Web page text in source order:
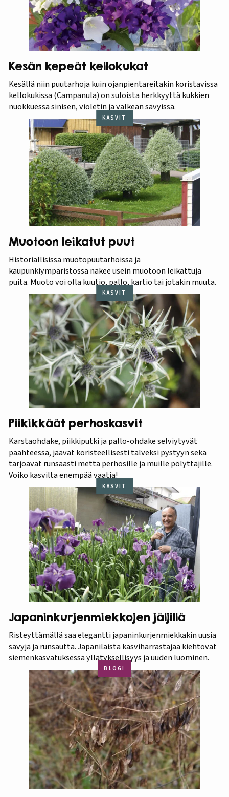
Kesän kepeät kellokukat
Kesällä niin puutarhoja kuin ojanpientareitakin koristavissa
kellokukissa (Campanula) on suloista herkkyyttä kukkien
nuokkuessa sinisen, violetin ja valkean sävyissä.
KASVIT
Muotoon leikatut puut
Historiallisissa muotopuutarhoissa ja
kaupunkiympäristössä näkee usein muotoon leikattuja
puita. Muoto voi olla kuutio, pallo, kartio tai jotakin muuta.
KASVIT
Piikikkäät perhoskasvit
Karstaohdake, piikkiputki ja pallo-ohdake selviytyvät
paahteessa, jäävät koristeellisesti talveksi pystyyn sekä
tarjoavat runsaasti mettä perhosille ja muille pölyttäjille.
Voiko kasvilta enempää vaatia!
KASVIT
Japaninkurjenmiekkojen jäljillä
Risteyttämällä saa elegantti japaninkurjenmiekkakin uusia
sävyjä ja runsautta. Japanilaista kasviharrastajaa kiehtovat
siemenkasvatuksessa yllätyksellisyys ja uuden luominen.
BLOGI